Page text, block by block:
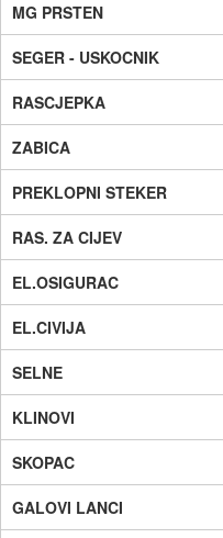
MG PRSTEN
SEGER - USKOCNIK
RASCJEPKA
ZABICA
PREKLOPNI STEKER
RAS. ZA CIJEV
EL.OSIGURAC
EL.CIVIJA
SELNE
KLINOVI
SKOPAC
GALOVI LANCI